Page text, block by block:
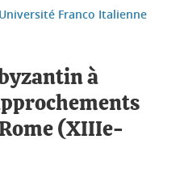
Franco Italienne
à
(XIIIe-